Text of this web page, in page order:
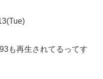
も再生されてるってす